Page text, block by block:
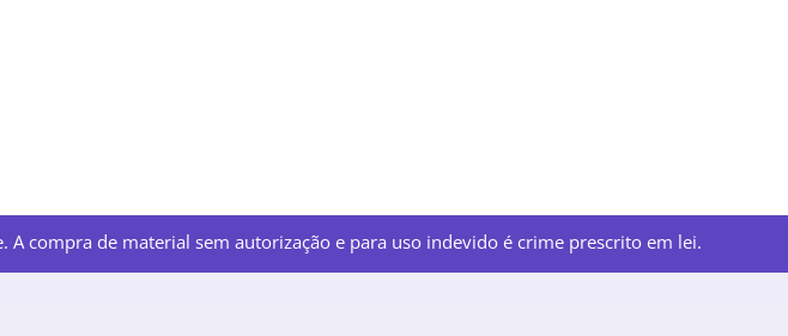
compra de material sem autorização e para uso indevido é crime prescrito em lei.